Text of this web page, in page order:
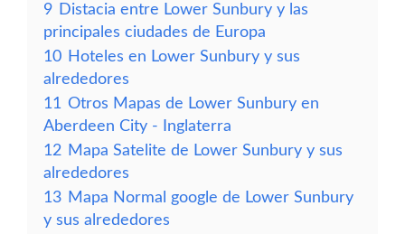
9 Distacia entre Lower Sunbury y las
principales ciudades de Europa
10 Hoteles en Lower Sunbury y sus
alrededores
11 Otros Mapas de Lower Sunbury en
Aberdeen City - Inglaterra
12 Mapa Satelite de Lower Sunbury y sus
alrededores
13 Mapa Normal google de Lower Sunbury
y sus alrededores